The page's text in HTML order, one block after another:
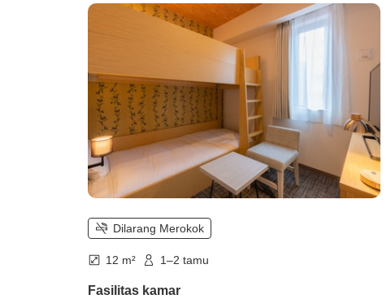
bebas asap rokok)
Dilarang Merokok
12 m² 1–2 tamu
Fasilitas kamar